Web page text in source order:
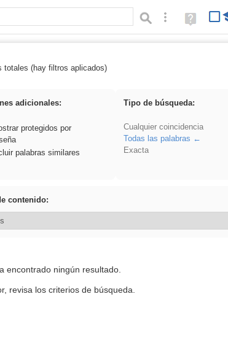
Búsqueda avanzada
Ayuda
(en
de: islamismo
totales (hay filtros aplicados)
adicionales:
protegidos por
palabras similares
Tipo de búsqueda:
Cualquier coincidencia
Todas las palabras
Exacta
contenido:
encontrado ningún resultado.
revisa los criterios de búsqueda.